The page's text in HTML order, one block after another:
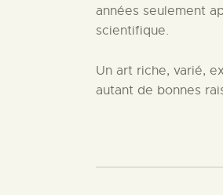
années seulement
scientifique.
Un art riche, varié,
autant de bonnes